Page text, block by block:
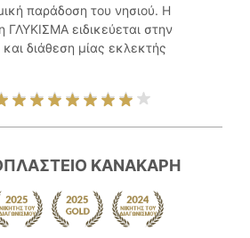
παράδοση του νησιού. Η
ΓΛΥΚΙΣΜΑ ειδικεύεται στην
διάθεση μίας εκλεκτής
ΚΑΝΑΚΑΡΗ